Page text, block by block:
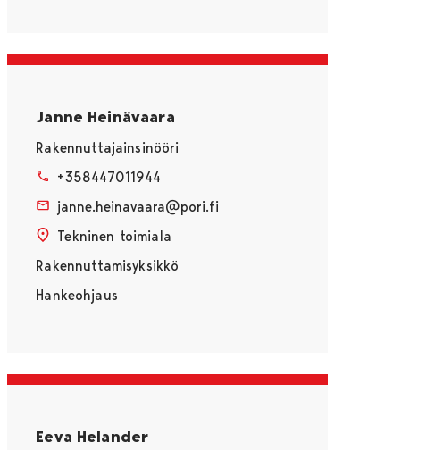
Janne Heinävaara
Rakennuttajainsinööri
+358447011944
janne.heinavaara@pori.fi
Tekninen toimiala
Rakennuttamisyksikkö
Hankeohjaus
Eeva Helander